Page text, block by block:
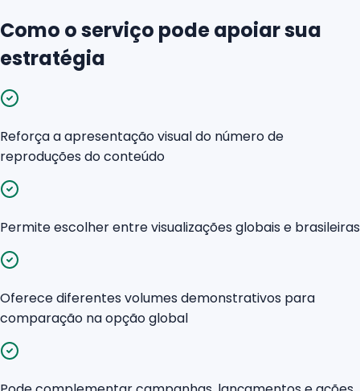
Como o serviço pode apoiar sua
estratégia
Reforça a apresentação visual do número de
reproduções do conteúdo
Permite escolher entre visualizações globais e brasileiras
Oferece diferentes volumes demonstrativos para
comparação na opção global